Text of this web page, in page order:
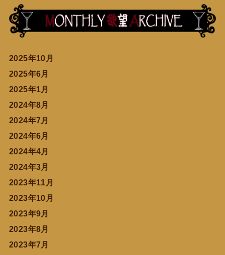
2025年10月
2025年6月
2025年1月
2024年8月
2024年7月
2024年6月
2024年4月
2024年3月
2023年11月
2023年10月
2023年9月
2023年8月
2023年7月